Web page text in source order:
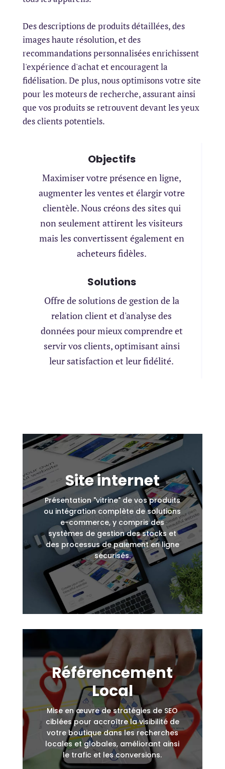
Des descriptions de produits détaillées, des
images haute résolution, et des
recommandations personnalisées enrichissent
l'expérience d'achat et encouragent la
fidélisation. De plus, nous optimisons votre site
pour les moteurs de recherche, assurant ainsi
que vos produits se retrouvent devant les yeux
des clients potentiels.
Objectifs
Maximiser votre présence en ligne,
augmenter les ventes et élargir votre
clientèle. Nous créons des sites qui
non seulement attirent les visiteurs
mais les convertissent également en
acheteurs fidèles.
Solutions
Offre de solutions de gestion de la
relation client et d'analyse des
données pour mieux comprendre et
servir vos clients, optimisant ainsi
leur satisfaction et leur fidélité.
Site internet
Présentation "vitrine" de vos produits
ou intégration complète de solutions
e-commerce, y compris des
systèmes de gestion des stocks et
des processus de paiement en ligne
sécurisés.
Référencement
Local
Mise en œuvre de stratégies de SEO
ciblées pour accroître la visibilité de
votre boutique dans les recherches
locales et globales, améliorant ainsi
le trafic et les conversions.